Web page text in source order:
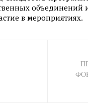
объединений
в мероприятиях.